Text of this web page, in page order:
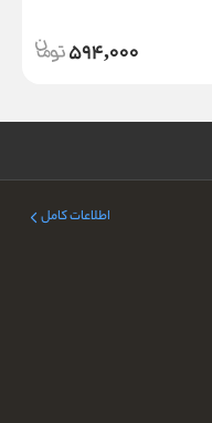
594,000
اطلاعات کامل